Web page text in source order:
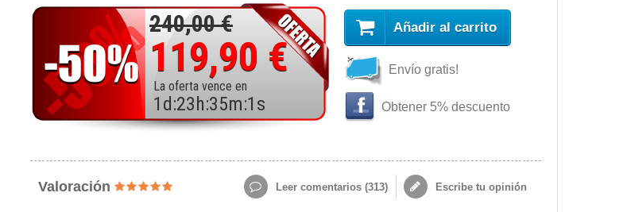
240,00 €
119,90 €
La oferta vence en
1 d :23 h:34m:59
Añadir al carrito
Envío gratis!
Obtener 5% descuento
Valoración Leer comentarios (313) Escribe tu opinión